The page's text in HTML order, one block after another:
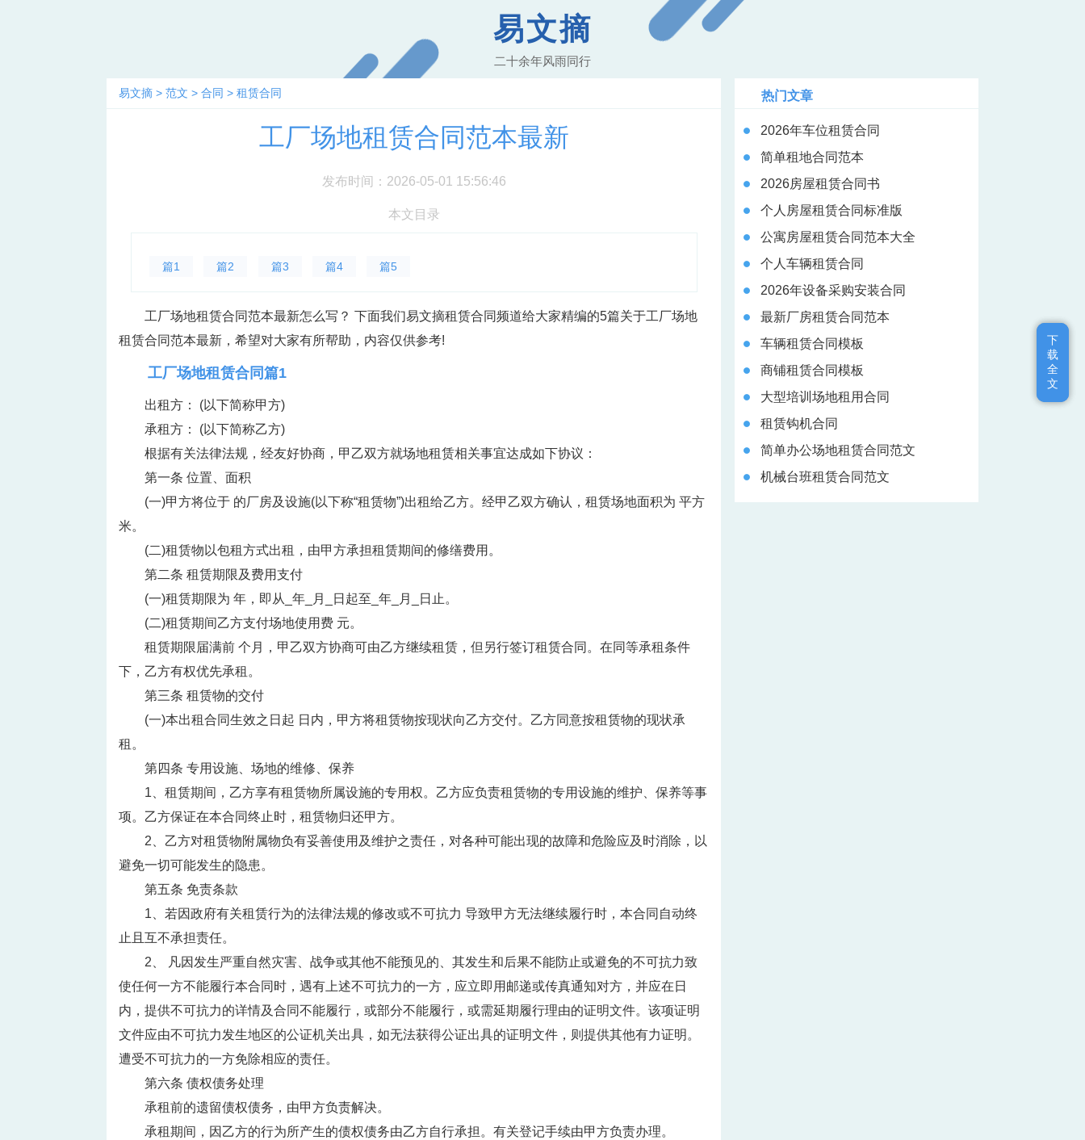
易文摘
二十余年风雨同行
易文摘 > 范文 > 合同 > 租赁合同
工厂场地租赁合同范本最新
发布时间：2026-05-01 15:56:46
本文目录
篇1 篇2 篇3 篇4 篇5
工厂场地租赁合同范本最新怎么写？ 下面我们易文摘租赁合同频道给大家精编的5篇关于工厂场地
租赁合同范本最新，希望对大家有所帮助，内容仅供参考!
工厂场地租赁合同篇1
出租方： (以下简称甲方)
承租方： (以下简称乙方)
根据有关法律法规，经友好协商，甲乙双方就场地租赁相关事宜达成如下协议：
第一条 位置、面积
(一)甲方将位于 的厂房及设施(以下称“租赁物”)出租给乙方。经甲乙双方确认，租赁场地面积为 平方
米。
(二)租赁物以包租方式出租，由甲方承担租赁期间的修缮费用。
第二条 租赁期限及费用支付
(一)租赁期限为 年，即从_年_月_日起至_年_月_日止。
(二)租赁期间乙方支付场地使用费 元。
租赁期限届满前 个月，甲乙双方协商可由乙方继续租赁，但另行签订租赁合同。在同等承租条件
下，乙方有权优先承租。
第三条 租赁物的交付
(一)本出租合同生效之日起 日内，甲方将租赁物按现状向乙方交付。乙方同意按租赁物的现状承
租。
第四条 专用设施、场地的维修、保养
1、租赁期间，乙方享有租赁物所属设施的专用权。乙方应负责租赁物的专用设施的维护、保养等事
项。乙方保证在本合同终止时，租赁物归还甲方。
2、乙方对租赁物附属物负有妥善使用及维护之责任，对各种可能出现的故障和危险应及时消除，以
避免一切可能发生的隐患。
第五条 免责条款
1、若因政府有关租赁行为的法律法规的修改或不可抗力 导致甲方无法继续履行时，本合同自动终
止且互不承担责任。
2、 凡因发生严重自然灾害、战争或其他不能预见的、其发生和后果不能防止或避免的不可抗力致
使任何一方不能履行本合同时，遇有上述不可抗力的一方，应立即用邮递或传真通知对方，并应在日
内，提供不可抗力的详情及合同不能履行，或部分不能履行，或需延期履行理由的证明文件。该项证明
文件应由不可抗力发生地区的公证机关出具，如无法获得公证出具的证明文件，则提供其他有力证明。
遭受不可抗力的一方免除相应的责任。
第六条 债权债务处理
承租前的遗留债权债务，由甲方负责解决。
承租期间，因乙方的行为所产生的债权债务由乙方自行承担。有关登记手续由甲方负责办理。
热门文章
2026年车位租赁合同
简单租地合同范本
2026房屋租赁合同书
个人房屋租赁合同标准版
公寓房屋租赁合同范本大全
个人车辆租赁合同
2026年设备采购安装合同
最新厂房租赁合同范本
车辆租赁合同模板
商铺租赁合同模板
大型培训场地租用合同
租赁钩机合同
简单办公场地租赁合同范文
机械台班租赁合同范文
下
载
全
文
下
载
全
文